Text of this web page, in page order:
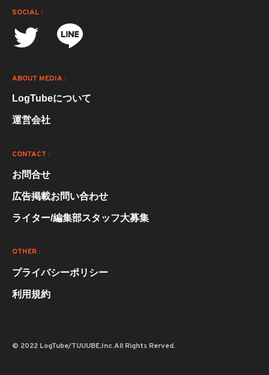
SOCIAL :
ABOUT MEDIA :
LogTubeについて
運営会社
CONTACT :
お問合せ
広告掲載お問い合わせ
ライター/編集部スタッフ大募集
OTHER :
プライバシーポリシー
利用規約
© 2022 LogTube/TUUUBE,Inc.All Rights Rerved.